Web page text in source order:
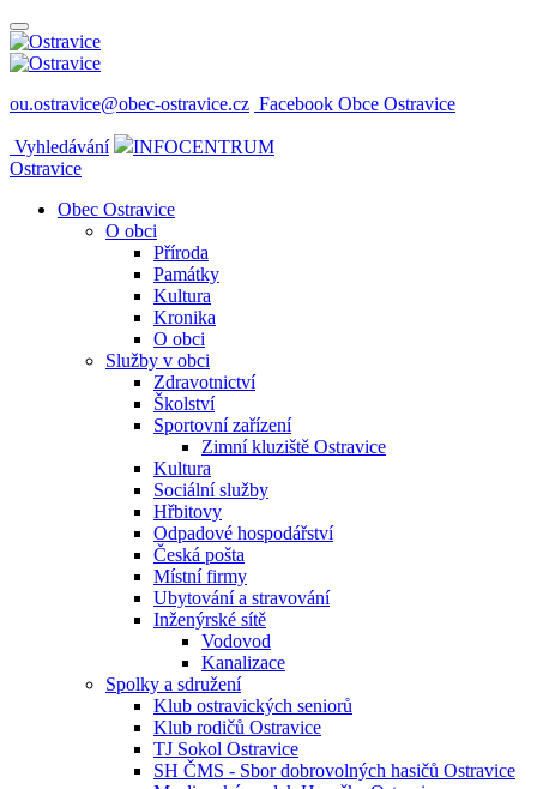
ou.ostravice@obec-ostravice.cz Facebook Obce Ostravice
Vyhledávání
INFOCENTRUM
Ostravice
Obec Ostravice
O obci
Příroda
Památky
Kultura
Kronika
O obci
Služby v obci
Zdravotnictví
Školství
Sportovní zařízení
Zimní kluziště Ostravice
Kultura
Sociální služby
Hřbitovy
Odpadové hospodářství
Česká pošta
Místní firmy
Ubytování a stravování
Inženýrské sítě
Vodovod
Kanalizace
Spolky a sdružení
Klub ostravických seniorů
Klub rodičů Ostravice
TJ Sokol Ostravice
SH ČMS - Sbor dobrovolných hasičů Ostravice